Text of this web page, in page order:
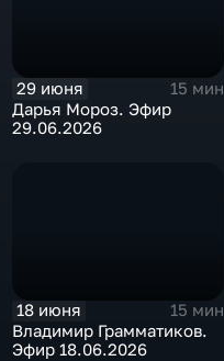
29 июня
15 мин
Дарья Мороз. Эфир
29.06.2026
18 июня
15 мин
Владимир Грамматиков.
Эфир 18.06.2026